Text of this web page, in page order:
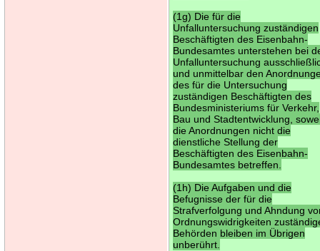
(1g) Die für die
Unfalluntersuchung zuständigen
Beschäftigten des Eisenbahn-
Bundesamtes unterstehen bei
Unfalluntersuchung
und unmittelbar den
des für die Untersuchung
zuständigen Beschäftigten des
Bundesministeriums für Verkehr,
Bau und Stadtentwicklung,
die Anordnungen nicht die
dienstliche Stellung der
Beschäftigten des Eisenbahn-
Bundesamtes betreffen.
(1h) Die Aufgaben und die
Befugnisse der für die
Strafverfolgung und Ahndung
Ordnungswidrigkeiten
Behörden bleiben im Übrigen
unberührt.